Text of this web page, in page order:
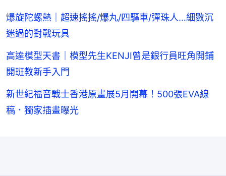
爆旋陀螺熱｜超速搖搖/爆丸/四驅車/彈珠人…細數沉
迷過的對戰玩具
高達模型天書｜模型先生KENJI曾是銀行員旺角開鋪
開班教新手入門
新世紀福音戰士香港原畫展5月開幕！500張EVA線
稿．獨家插畫曝光